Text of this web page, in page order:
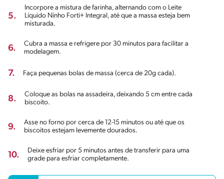
5.
Incorpore a mistura de farinha, alternando com o Leite
Líquido Ninho Forti+ Integral, até que a massa esteja bem
misturada.
6.
Cubra a massa e refrigere por 30 minutos para facilitar a
modelagem.
7. Faça pequenas bolas de massa (cerca de 20g cada).
8.
Coloque as bolas na assadeira, deixando 5 cm entre cada
biscoito.
9.
Asse no forno por cerca de 12-15 minutos ou até que os
biscoitos estejam levemente dourados.
10.
Deixe esfriar por 5 minutos antes de transferir para uma
grade para esfriar completamente.